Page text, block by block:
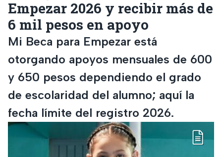
Empezar 2026 y recibir más de
6 mil pesos en apoyo
Mi Beca para Empezar está
otorgando apoyos mensuales de 600
y 650 pesos dependiendo el grado
de escolaridad del alumno; aquí la
fecha límite del registro 2026.